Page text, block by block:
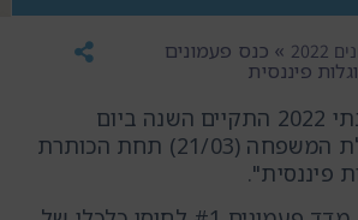
» כנס פעמונים
כנס פעמונים השנתי 2022 התקיים השנה ביום
הבינלאומי לכלכלת המשפחה (21/03) תחת הכותרת
פיננסית".